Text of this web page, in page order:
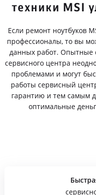
техники MSI
Если ремонт ноутбуков
профессионалы, то вы
данных работ. Опытные
сервисного центра
проблемами и могут
работы сервисный
гарантию и тем самым
оптимальные